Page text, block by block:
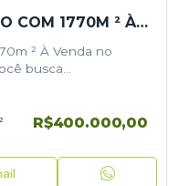
CHÁCARA EM CONDOMÍNIO COM 1770M ² À VENDA NO CÓRREGO DO BOM JESUS
² À Venda no
busca
com a natureza,
R$400.000,00